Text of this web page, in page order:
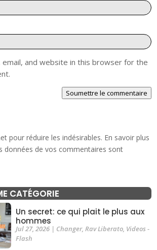
email, and website in this browser for the
Soumettre le commentaire
pour réduire les indésirables. En savoir plus
données de vos commentaires sont
CATÉGORIE
Un secret: ce qui plait le plus aux
hommes
Jul 27, 2026| Changer, Rav Liberato, Videos -
Flash